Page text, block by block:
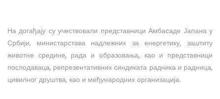
На догађају су учествовали представници Амбасаде Јапана у
Србији, министарстава надлежних за енергетику, заштиту
животне средине, рада и образовања, као и представници
послодаваца, репрезентативних синдиката радника и радница,
цивилног друштва, као и међународних организација.